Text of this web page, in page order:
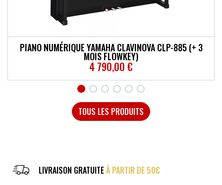
PIANO NUMÉRIQUE YAMAHA CLAVINOVA CLP-885 (+ 3
MOIS FLOWKEY)
4 790,00 €
PIANO NUMÉRIQUE YAMAHA CLAVINOVA CSP-275 (+ 3
MOIS FLOWKEY)
3 500,00 €
PIANO NUMÉRIQUE YAMAHA CLAVINOVA CLP-875 (+ 3
MOIS FLOWKEY)
3 090,00 €
PIANO NUMÉRIQUE YAMAHA CLAVINOVA CSP-255 (+ 3
MOIS FLOWKEY)
2 580,00 €
HOHNER CHROMONICA 12 TROUS
206,10 €
HOHNER ECHO DOUBLE DROIT
125,10 €
TOUS LES PRODUITS
LIVRAISON GRATUITEÀ PARTIR DE 50€